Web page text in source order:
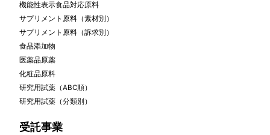
機能性表示食品対応原料
サプリメント原料（素材別）
サプリメント原料（訴求別）
食品添加物
医薬品原薬
化粧品原料
研究用試薬（ABC順）
研究用試薬（分類別）
受託事業